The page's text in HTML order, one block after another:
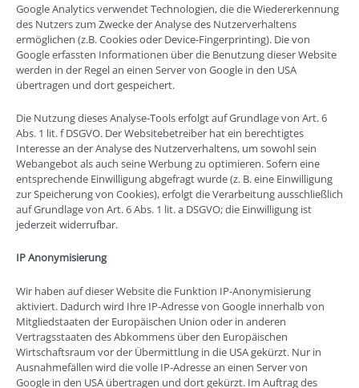
Google Analytics verwendet Technologien, die die Wiedererkennung
des Nutzers zum Zwecke der Analyse des Nutzerverhaltens
ermöglichen (z.B. Cookies oder Device-Fingerprinting). Die von
Google erfassten Informationen über die Benutzung dieser Website
werden in der Regel an einen Server von Google in den USA
übertragen und dort gespeichert.
Die Nutzung dieses Analyse-Tools erfolgt auf Grundlage von Art. 6
Abs. 1 lit. f DSGVO. Der Websitebetreiber hat ein berechtigtes
Interesse an der Analyse des Nutzerverhaltens, um sowohl sein
Webangebot als auch seine Werbung zu optimieren. Sofern eine
entsprechende Einwilligung abgefragt wurde (z. B. eine Einwilligung
zur Speicherung von Cookies), erfolgt die Verarbeitung ausschließlich
auf Grundlage von Art. 6 Abs. 1 lit. a DSGVO; die Einwilligung ist
jederzeit widerrufbar.
IP Anonymisierung
Wir haben auf dieser Website die Funktion IP-Anonymisierung
aktiviert. Dadurch wird Ihre IP-Adresse von Google innerhalb von
Mitgliedstaaten der Europäischen Union oder in anderen
Vertragsstaaten des Abkommens über den Europäischen
Wirtschaftsraum vor der Übermittlung in die USA gekürzt. Nur in
Ausnahmefällen wird die volle IP-Adresse an einen Server von
Google in den USA übertragen und dort gekürzt. Im Auftrag des